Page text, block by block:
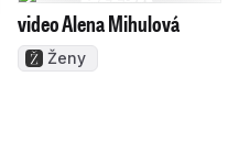
video Alena Mihulová
Ženy